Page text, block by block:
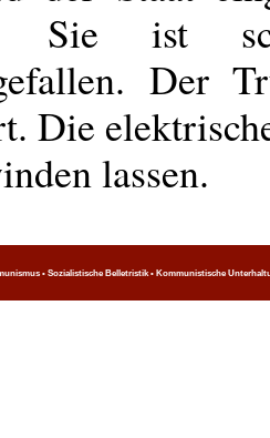
Sie ist
Der
Die
lassen.
• Sozialistische Belletristik • Kommunistische